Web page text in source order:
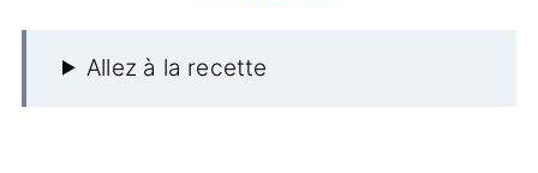
Allez à la recette